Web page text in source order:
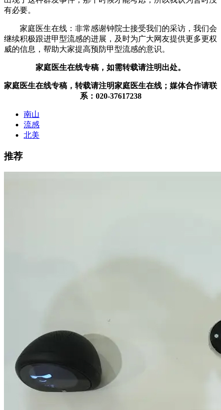
有必要。
家庭医生在线： 非常感谢钟院士接受我们的采访，我们会
继续积极跟进甲型流感的进展，及时为广大网友提供更多更权
威的信息，帮助大家提高预防甲型流感的意识。
家庭医生在线专稿，如需转载请注明出处。
家庭医生在线专稿，转载请注明家庭医生在线；媒体合作请联
系：020-37617238
南山
流感
北美
推荐